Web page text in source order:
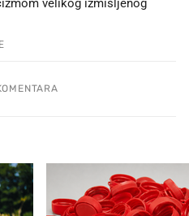
velikog izmišljenog